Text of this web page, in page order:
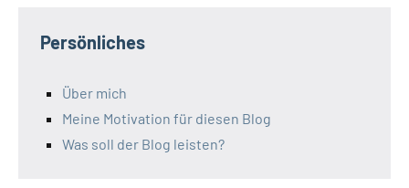
Persönliches
Über mich
Meine Motivation für diesen Blog
Was soll der Blog leisten?